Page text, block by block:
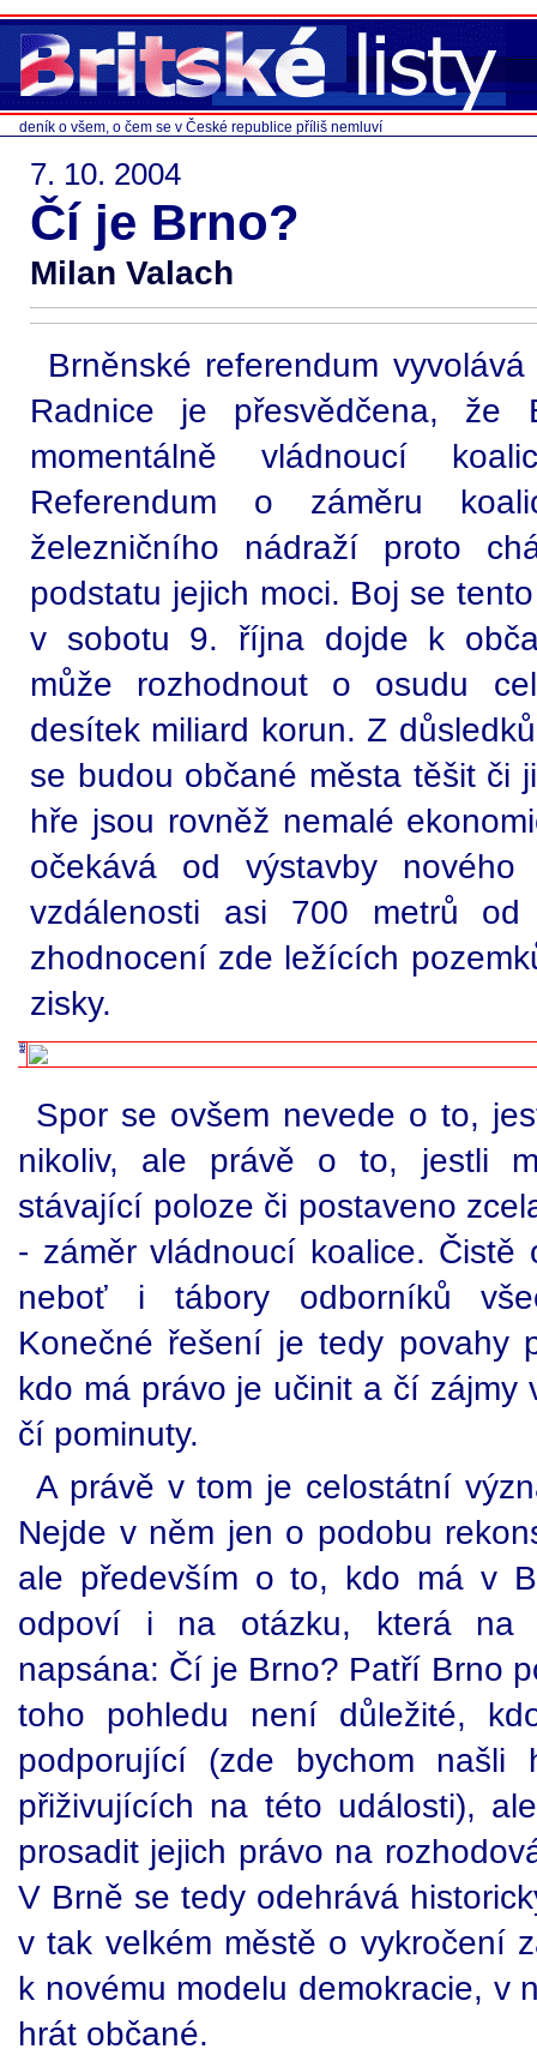
deník o všem, o čem se v České republice příliš nemluví
7. 10. 2004
Čí je Brno?
Milan Valach
Brněnské referendum
Radnice je přesvědčena, že
momentálně vládnoucí
Referendum o záměru
železničního nádraží proto
podstatu jejich moci. Boj se
v sobotu 9. října dojde k
může rozhodnout o osudu
desítek miliard korun. Z
se budou občané města těšit či
hře jsou rovněž nemalé
očekává od výstavby
vzdálenosti asi 700 metrů od
zhodnocení zde ležících
zisky.
Spor se ovšem nevede o to,
nikoliv, ale právě o to, jestli
stávající poloze či postaveno
- záměr vládnoucí koalice. Čistě
neboť i tábory odborníků
Konečné řešení je tedy povahy
kdo má právo je učinit a čí zájmy
čí pominuty.
A právě v tom je celostátní
Nejde v něm jen o podobu
ale především o to, kdo má v
odpoví i na otázku, která na
napsána: Čí je Brno? Patří Brno
toho pohledu není důležité,
podporující (zde bychom našli
přiživujících na této události),
prosadit jejich právo na
V Brně se tedy odehrává
v tak velkém městě o vykročení
k novému modelu demokracie, v
hrát občané.